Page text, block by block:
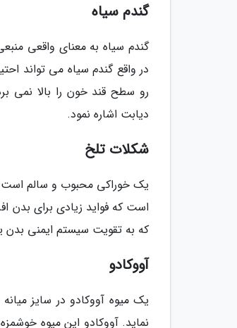
گندم سیاه
در واقع گندم سیاه می تواند
رو سطح قند خون را بالا نمی
دیابت اشاره نمود.
شکلات تلخ
یک خوراکی محبوب و سالم است
است که فواید زیادی برای بدن
که به تقویت سیستم ایمنی بدن
آووکادو